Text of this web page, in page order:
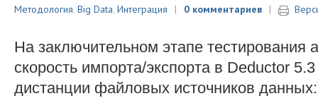
Методология, Big Data, Интеграция 0 комментариев
На заключительном этапе тестирования
скорость импорта/экспорта в Deductor
дистанции файловых источников